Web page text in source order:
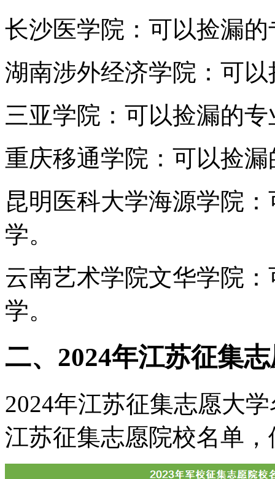
长沙医学院：可以捡漏
湖南涉外经济学院：可
三亚学院：可以捡漏的
重庆移通学院：可以捡
昆明医科大学海源学院
学。
云南艺术学院文华学院
学。
二、2024年江苏征集
2024年江苏征集志愿大
江苏征集志愿院校名单